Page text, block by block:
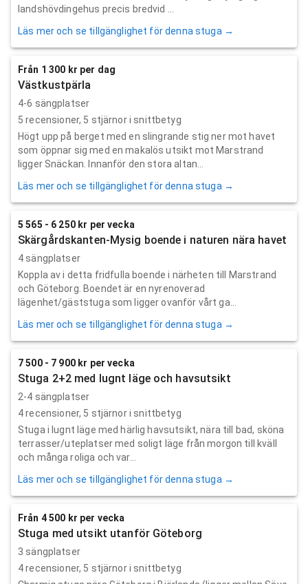
landshövdingehus precis bredvid ...
Läs mer och se tillgänglighet för denna stuga →
Från 1 300 kr per dag
Västkustpärla
4-6 sängplatser
5 recensioner, 5 stjärnor i snittbetyg
Högt upp på berget med en slingrande stig ner mot havet
som öppnar sig med en makalös utsikt mot Marstrand
ligger Snäckan. Innanför den stora altan...
Läs mer och se tillgänglighet för denna stuga →
5 565 - 6 250 kr per vecka
Skärgårdskanten-Mysig boende i naturen nära havet
4 sängplatser
Koppla av i detta fridfulla boende i närheten till Marstrand
och Göteborg. Boendet är en nyrenoverad
lägenhet/gäststuga som ligger ovanför vårt ga...
Läs mer och se tillgänglighet för denna stuga →
7 500 - 7 900 kr per vecka
Stuga 2+2 med lugnt läge och havsutsikt
2-4 sängplatser
4recensioner, 5 stjärnor i snittbetyg
Stuga i lugnt läge med härlig havsutsikt, nära till bad, sköna
terrasser/uteplatser med soligt läge från morgon till kväll
och många roliga och var...
Läs mer och se tillgänglighet för denna stuga →
Från 4 500 kr per vecka
Stuga med utsikt utanför Göteborg
3 sängplatser
4recensioner, 5 stjärnor i snittbetyg